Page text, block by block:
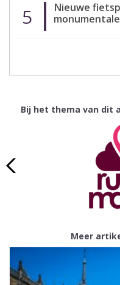
5
Nieuwe
Bij het thema van dit
Meer